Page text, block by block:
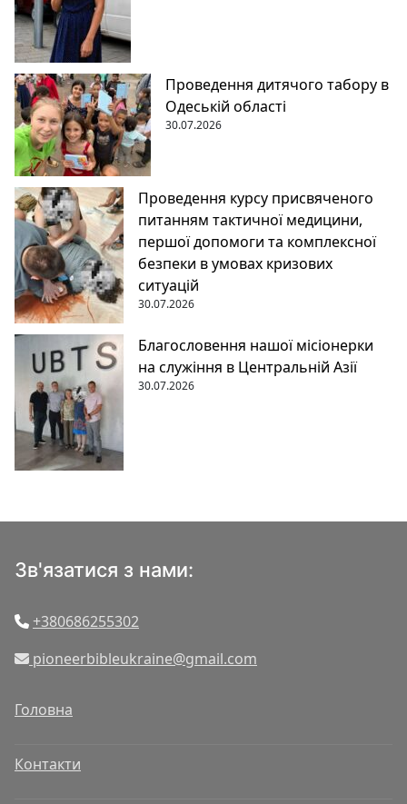
Проведення дитячого табору в
Одеській області
30.07.2026
Проведення курсу присвяченого
питанням тактичної медицини,
першої допомоги та комплексної
безпеки в умовах кризових
ситуацій
30.07.2026
Благословення нашої місіонерки
на служіння в Центральній Азії
30.07.2026
Зв'язатися з нами:
+380686255302
pioneerbibleukraine@gmail.com
Головна
Контакти